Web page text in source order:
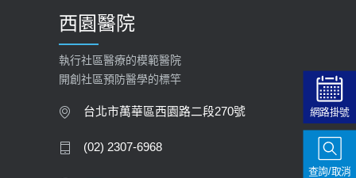
【快速肝癌篩檢MRI】新檢查服務
2026-02-06
大吃大喝、肥胖害到膽囊！膽結石、
膽息肉如何處理？
西園醫院
執行社區醫療的模範醫院
開創社區預防醫學的標竿
台北市萬華區西園路二段270號
(02) 2307-6968
網路掛號
查詢/取消